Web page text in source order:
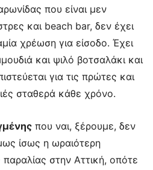
που είναι μεν
και beach bar, δεν έχει
χρέωση για είσοδο. Έχει
και ψιλό βοτσαλάκι και
για τις πρώτες και
σταθερά κάθε χρόνο.
που ναι, ξέρουμε, δεν
ίσως η ωραιότερη
στην Αττική, οπότε